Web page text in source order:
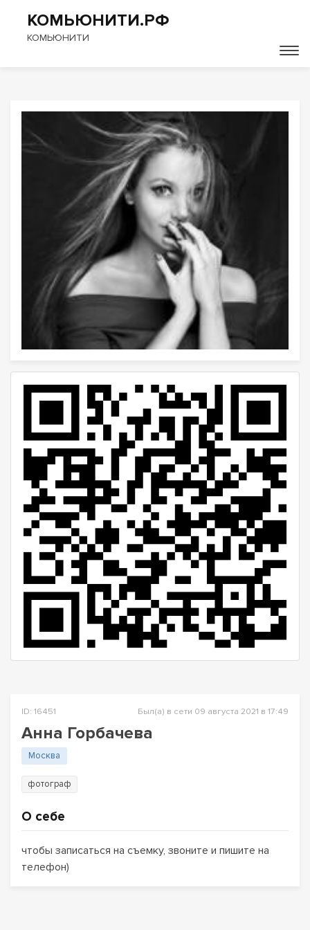
КОМЬЮНИТИ.РФ
КОМЬЮНИТИ
ID: 16451 Был(а) в сети 09 августа 2021 в 17:49
Анна Горбачева
Москва
фотограф
О себе
чтобы записаться на съемку, звоните и пишите на
телефон)